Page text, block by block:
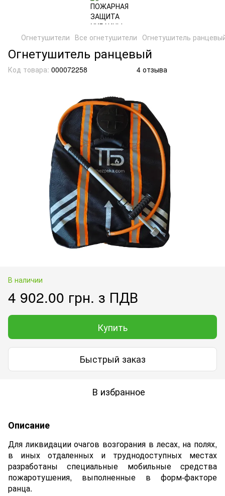
Огнетушители Все огнетушители Огнетушитель
Огнетушитель ранцевый
Код товара: 000072258 4 отзыва
В наличии
4 902.00 грн. з ПДВ
Купить
Быстрый заказ
В избранное
Описание
Для ликвидации очагов возгорания в лесах, на полях,
в иных отдаленных и труднодоступных местах
разработаны специальные мобильные средства
пожаротушения, выполненные в форм-факторе
ранца.